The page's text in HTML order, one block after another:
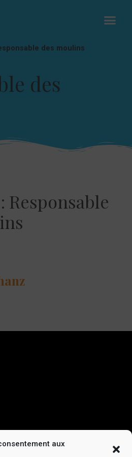
aux
des moulins
des
Responsable